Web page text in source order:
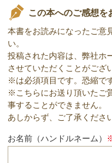
この本へのご感想を
本書をお読みになったご意
い。
投稿された内容は、弊社ホ
させていただくことがござ
※は必須項目です。恐縮で
※こちらにお送り頂いたご
事することができません。
あしからず、ご了承くださ
お名前（ハンドルネーム）